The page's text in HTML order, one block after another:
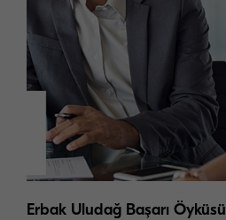
Erbak Uludağ Başarı Öyküsü